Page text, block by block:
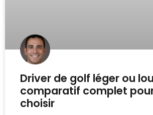
Driver de golf léger ou
comparatif complet
choisir